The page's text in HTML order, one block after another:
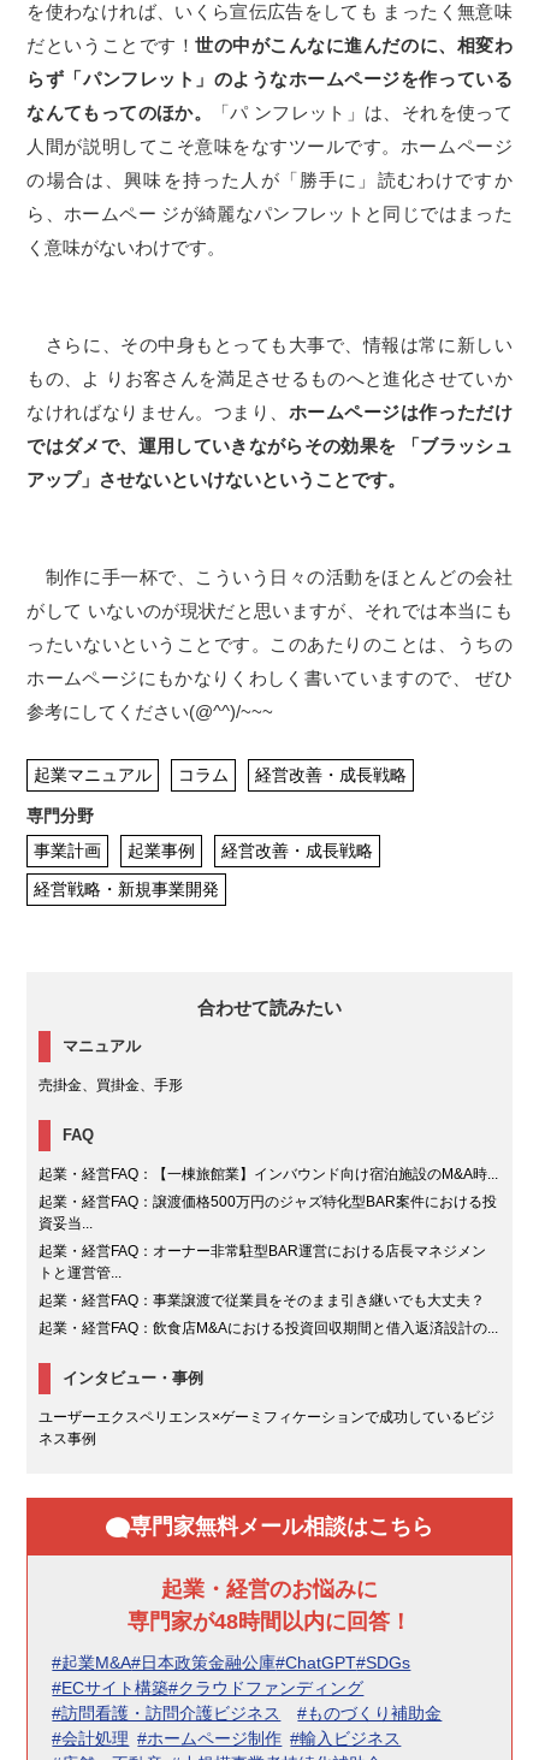
を使わなければ、いくら宣伝広告をしても まったく無意味
だということです！世の中がこんなに進んだのに、相変わ
らず「パンフレット」のようなホームページを作っている
なんてもってのほか。
「パ ンフレット」は、それを使って
人間が説明してこそ意味をなすツールです。ホームページ
の場合は、興味を持った人が「勝手に」読むわけですか
ら、ホームペー ジが綺麗なパンフレットと同じではまった
く意味がないわけです。
さらに、その中身もとっても大事で、情報は常に新しい
もの、よ りお客さんを満足させるものへと進化させていか
なければなりません。つまり、 ホームページは作っただけ
ではダメで、運用していきながらその効果を 「ブラッシュ
アップ」させないといけないということです。
制作に手一杯で、こういう日々の活動をほとんどの会社
がして いないのが現状だと思いますが、それでは本当にも
ったいないということです。このあたりのことは、うちの
ホームページにもかなりくわしく書いていますので、 ぜひ
参考にしてください(@^^)/~~~
起業マニュアル コラム 経営改善・成長戦略
専門分野
事業計画
起業事例
経営改善・成長戦略
経営戦略・新規事業開発
合わせて読みたい
マニュアル
売掛金、買掛金、手形
FAQ
起業・経営FAQ：【一棟旅館業】インバウンド向け宿泊施設のM&A時...
起業・経営FAQ：譲渡価格500万円のジャズ特化型BAR案件における投
資妥当...
起業・経営FAQ：オーナー非常駐型BAR運営における店長マネジメン
トと運営管...
起業・経営FAQ：事業譲渡で従業員をそのまま引き継いでも大丈夫？
起業・経営FAQ：飲食店M&Aにおける投資回収期間と借入返済設計の...
インタビュー・事例
ユーザーエクスペリエンス×ゲーミフィケーションで成功しているビジ
ネス事例
専門家無料メール相談はこちら
起業・経営のお悩みに
専門家が48時間以内に回答！
#起業M&A#日本政策金融公庫#ChatGPT#SDGs
#ECサイト構築#クラウドファンディング
#訪問看護・訪問介護ビジネス
#ものづくり補助金
#会計処理 #ホームページ制作 #輸入ビジネス